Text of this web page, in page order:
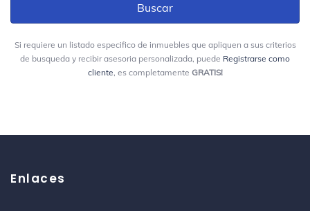
Si requiere un listado especifico de inmuebles que apliquen a sus criterios
de busqueda y recibir asesoria personalizada, puede Registrarse como
cliente, es completamente GRATIS!
Enlaces